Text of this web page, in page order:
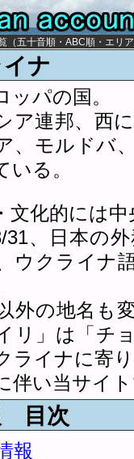
（五十音順 ・ ABC順 ・ エリ
ナ
ッパの国。
ア連邦、西
、モルドバ
いる。
文化的には
31、日本の
ウクライナ
外の地名も
リ」は「チ
ライナに寄
伴い当サイ
目次
報